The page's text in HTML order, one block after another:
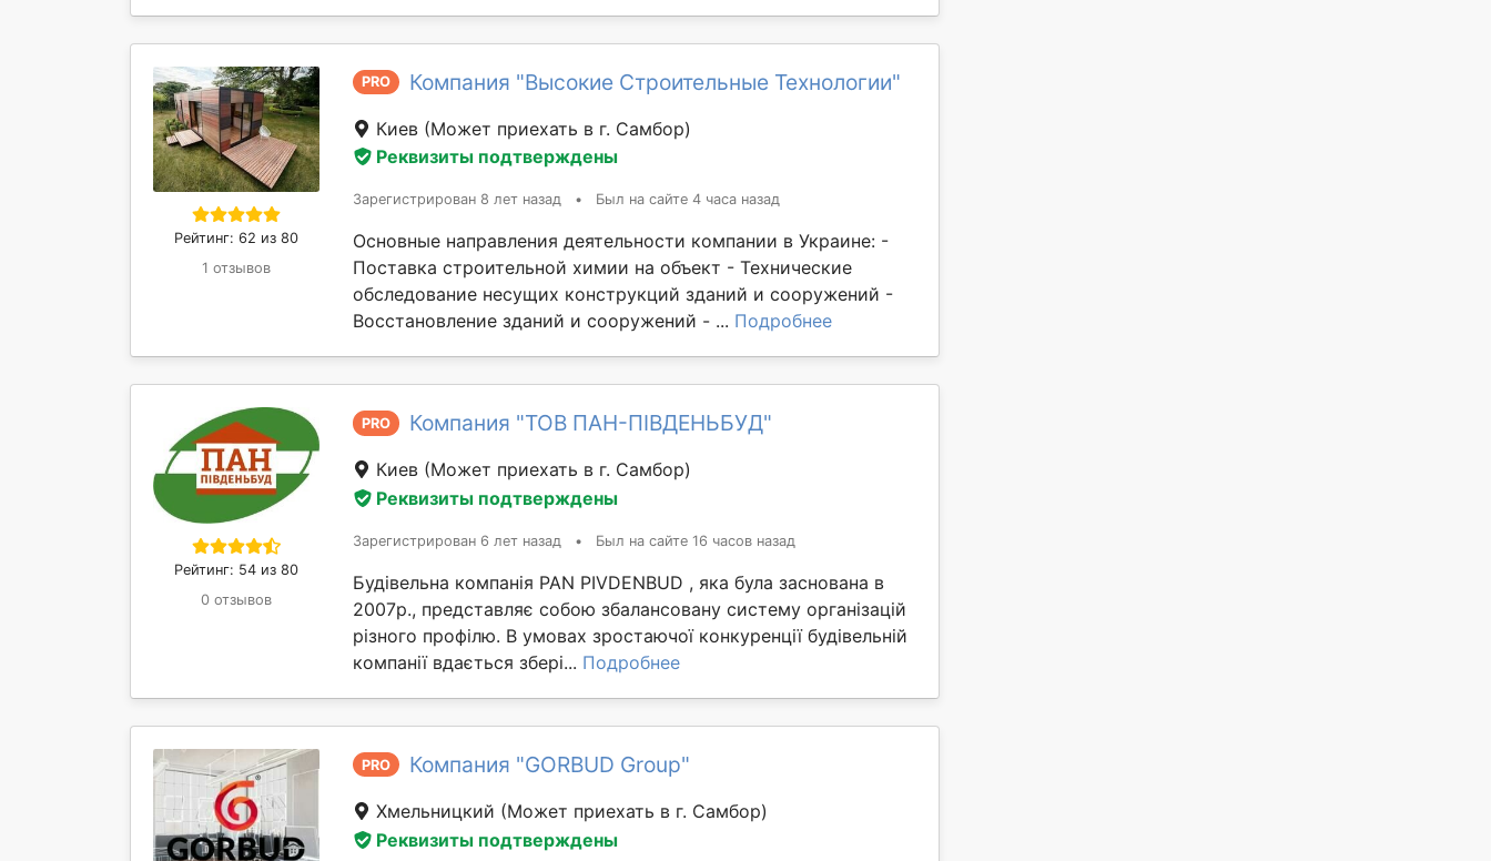
Рейтинг: 62 из 80
1 отзывов
PRO Компания "Высокие Строительные Технологии"
Киев (Может приехать в г. Самбор)
Реквизиты подтверждены
Зарегистрирован 8 лет назад • Был на сайте 4 часа назад
Основные направления деятельности компании в Украине: -
Поставка строительной химии на объект - Технические
обследование несущих конструкций зданий и сооружений -
Восстановление зданий и сооружений - ... Подробнее
Рейтинг: 54 из 80
0 отзывов
PRO Компания "ТОВ ПАН-ПІВДЕНЬБУД"
Киев (Может приехать в г. Самбор)
Реквизиты подтверждены
Зарегистрирован 6 лет назад • Был на сайте 16 часов назад
Будівельна компанія PAN PIVDENBUD , яка була заснована в
2007р., представляє собою збалансовану систему організацій
різного профілю. В умовах зростаючої конкуренції будівельній
компанії вдається збері... Подробнее
PRO Компания "GORBUD Group"
Хмельницкий (Может приехать в г. Самбор)
Реквизиты подтверждены